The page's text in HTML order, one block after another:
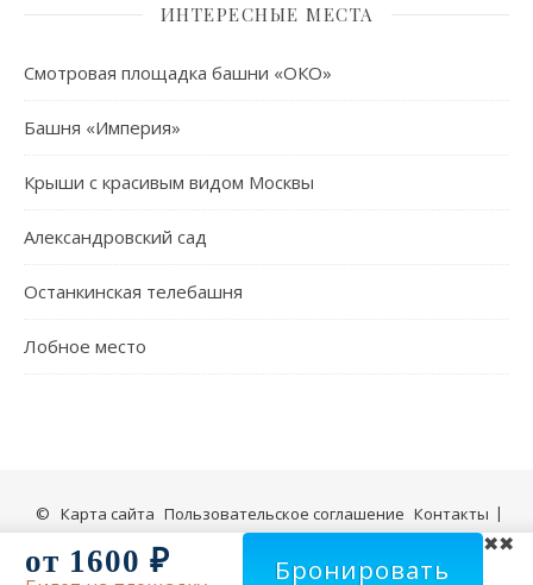
ИНТЕРЕСНЫЕ МЕСТА
Смотровая площадка башни «ОКО»
Башня «Империя»
Крыши с красивым видом Москвы
Александровский сад
Останкинская телебашня
Лобное место
✖
от 1600 ₽ Бронировать
Карта сайта Пользовательское соглашение Контакты
©
2009-2026 Все о музеях Москвы и Подмосковья